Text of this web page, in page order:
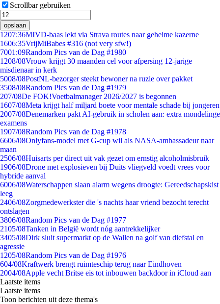
Scrollbar gebruiken
opslaan
1207:36MIVD-baas lekt via Strava routes naar geheime kazerne
1606:35VrijMiBabes #316 (not very sfw!)
7001:09Random Pics van de Dag #1980
1208/08Vrouw krijgt 30 maanden cel voor afpersing 12-jarige
misdienaar in kerk
5008/08PostNL-bezorger steekt bewoner na ruzie over pakket
3508/08Random Pics van de Dag #1979
207/08De FOK!Voetbalmanager 2026/2027 is begonnen
1607/08Meta krijgt half miljard boete voor mentale schade bij jongeren
2007/08Denemarken pakt AI-gebruik in scholen aan: extra mondelinge
examens
1907/08Random Pics van de Dag #1978
6606/08Onlyfans-model met G-cup wil als NASA-ambassadeur naar
maan
2506/08Huisarts per direct uit vak gezet om ernstig alcoholmisbruik
1906/08Drone met explosieven bij Duits vliegveld voedt vrees voor
hybride aanval
6006/08Waterschappen slaan alarm wegens droogte: Gereedschapskist
leeg
2406/08Zorgmedewerkster die 's nachts haar vriend bezocht terecht
ontslagen
3806/08Random Pics van de Dag #1977
2105/08Tanken in België wordt nóg aantrekkelijker
3405/08Dirk sluit supermarkt op de Wallen na golf van diefstal en
agressie
1205/08Random Pics van de Dag #1976
604/08Kraftwerk brengt ruimteschip terug naar Eindhoven
2004/08Apple vecht Britse eis tot inbouwen backdoor in iCloud aan
Laatste items
Laatste items
Toon berichten uit deze thema's